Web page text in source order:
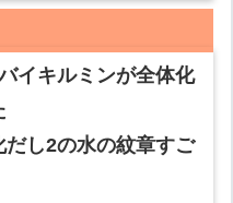
イキルミンが全体化
し2の水の紋章すご